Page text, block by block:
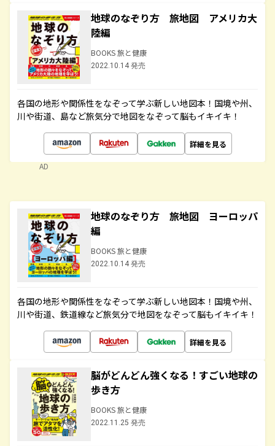
地球のなぞり方 旅地図 アメリカ大
陸編
BOOKS 旅と健康
2022.10.14 発売
各国の地形や関係性をなぞって学ぶ新しい地図本！国境や州、
川や街道、島など旅気分で地図をなぞって脳もイキイキ！
詳細を見る
AD
地球のなぞり方 旅地図 ヨーロッパ
編
BOOKS 旅と健康
2022.10.14 発売
各国の地形や関係性をなぞって学ぶ新しい地図本！国境や州、
川や街道、鉄道線など旅気分で地図をなぞって脳もイキイキ！
詳細を見る
脳がどんどん強くなる！すごい地球の
歩き方
BOOKS 旅と健康
2022.11.25 発売